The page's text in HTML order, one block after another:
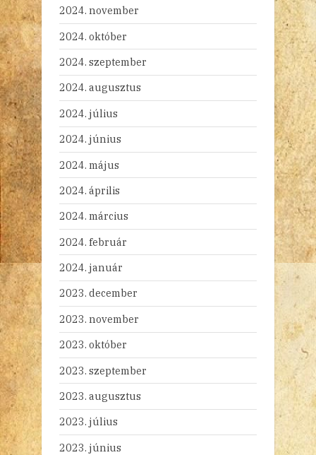
2024. november
2024. október
2024. szeptember
2024. augusztus
2024. július
2024. június
2024. május
2024. április
2024. március
2024. február
2024. január
2023. december
2023. november
2023. október
2023. szeptember
2023. augusztus
2023. július
2023. június